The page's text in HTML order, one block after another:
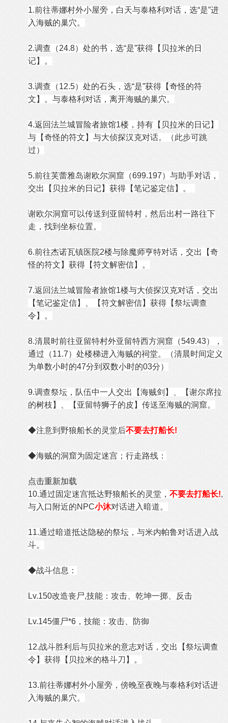
1.前往蒂娜村外小屋旁，白天与泰格利对话，选“是”进
入海贼的巢穴。
2.调查（24.8）处的书，选“是”获得【贝拉米的日
记】。
3.调查（12.5）处的石头，选“是”获得【奇怪的符
文】。与泰格利对话，离开海贼的巢穴。
4.返回法兰城冒险者旅馆1楼，持有【贝拉米的日记】
与【奇怪的符文】与大侦探汉克对话。（此步可跳
过）
5.前往芙蕾雅岛谢欧尔洞窟（699.197）与助手对话，
交出【贝拉米的日记】获得【笔记鉴定信】。
谢欧尔洞窟可以传送到亚留特村，然后出村一路往下
走，找到坐标位置。
6.前往杰诺瓦镇医院2楼与除魔师亨特对话，交出【奇
怪的符文】获得【符文解密信】。
7.返回法兰城冒险者旅馆1楼与大侦探汉克对话，交出
【笔记鉴定信】、【符文解密信】获得【祭坛调查
令】。
8.清晨时前往亚留特村外亚留特西方洞窟（549.43），
通过（11.7）处楼梯进入海贼的祠堂。（清晨时间定义
为单数小时的47分到双数小时的03分）
9.调查祭坛，队伍中一人交出【海贼剑】、【谢尔席拉
的树枝】、【亚留特狮子的皮】传送至海贼的洞窟。
◆注意到野狼船长的灵堂后不要去打船长!
◆海贼的洞窟为固定迷宫；行走路线：
点击重新加载
10.通过固定迷宫抵达野狼船长的灵堂， 不要去打船长!,
与入口附近的NPC小沐对话进入暗道。
11.通过暗道抵达隐秘的祭坛，与米内帕鲁对话进入战
斗。
◆战斗信息：
Lv.150改造丧尸,技能：攻击、乾坤一掷、反击
Lv.145僵尸*6，技能：攻击、防御
12.战斗胜利后与贝拉米的意志对话，交出【祭坛调查
令】获得【贝拉米的格斗刀】。
13.前往蒂娜村外小屋旁，傍晚至夜晚与泰格利对话进
入海贼的巢穴。